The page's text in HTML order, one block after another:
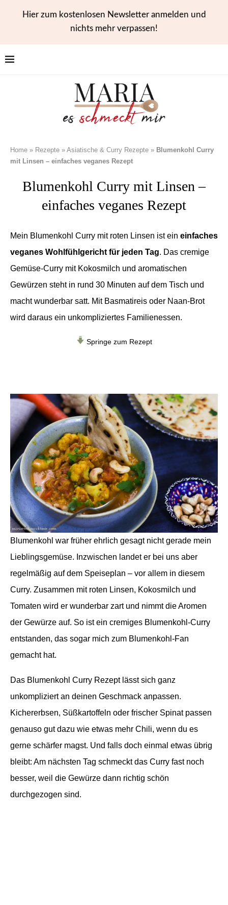
Hier zum kostenlosen Newsletter anmelden und
nichts mehr verpassen!
Home » Rezepte » Asiatische & Curry Rezepte » Blumenkohl Curry
mit Linsen – einfaches veganes Rezept
Blumenkohl Curry mit Linsen –
einfaches veganes Rezept
Mein Blumenkohl Curry mit roten Linsen ist ein einfaches
veganes Wohlfühlgericht für jeden Tag. Das cremige
Gemüse-Curry mit Kokosmilch und aromatischen
Gewürzen steht in rund 30 Minuten auf dem Tisch und
macht wunderbar satt. Mit Basmatireis oder Naan-Brot
wird daraus ein unkompliziertes Familienessen.
Springe zum Rezept
Blumenkohl war früher ehrlich gesagt nicht gerade mein
Lieblingsgemüse. Inzwischen landet er bei uns aber
regelmäßig auf dem Speiseplan – vor allem in diesem
Curry. Zusammen mit roten Linsen, Kokosmilch und
Tomaten wird er wunderbar zart und nimmt die Aromen
der Gewürze auf. So ist ein cremiges Blumenkohl-Curry
entstanden, das sogar mich zum Blumenkohl-Fan
gemacht hat.
Das Blumenkohl Curry Rezept lässt sich ganz
unkompliziert an deinen Geschmack anpassen.
Kichererbsen, Süßkartoffeln oder frischer Spinat passen
genauso gut dazu wie etwas mehr Chili, wenn du es
gerne schärfer magst. Und falls doch einmal etwas übrig
bleibt: Am nächsten Tag schmeckt das Curry fast noch
besser, weil die Gewürze dann richtig schön
durchgezogen sind.